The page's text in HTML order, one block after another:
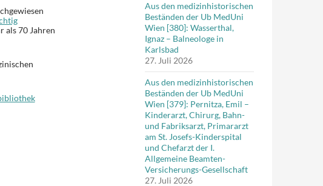
als 70 Jahren
Aus den medizinhistorischen
Beständen der Ub MedUni
Wien [380]: Wasserthal,
Ignaz – Balneologe in
Karlsbad
27. Juli 2026
Aus den medizinhistorischen
Beständen der Ub MedUni
Wien [379]: Pernitza, Emil –
Kinderarzt, Chirurg, Bahn-
und Fabriksarzt, Primararzt
am St. Josefs-Kinderspital
und Chefarzt der I.
Allgemeine Beamten-
Versicherungs-Gesellschaft
27. Juli 2026